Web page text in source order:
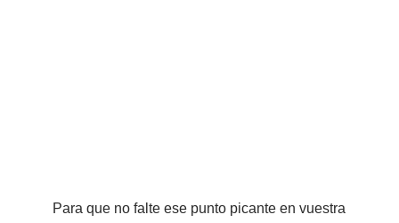
Para que no falte ese punto picante en vuestra